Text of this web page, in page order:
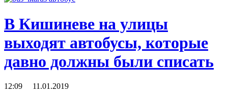
В Кишиневе на улицы
выходят автобусы, которые
давно должны были списать
12:09 11.01.2019